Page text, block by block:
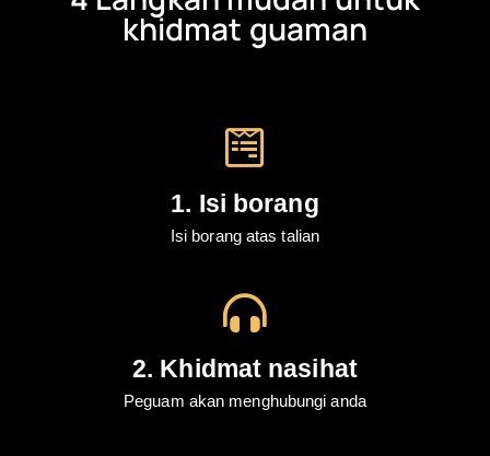
khidmat guaman
1. Isi borang
Isi borang atas talian
2. Khidmat nasihat
Peguam akan menghubungi anda